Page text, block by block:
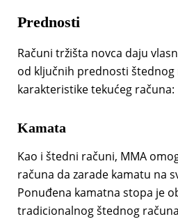
Prednosti
Računi tržišta novca daju
od ključnih prednosti štednog
karakteristike tekućeg računa:
Kamata
Kao i štedni računi, MMA
računa da zarade kamatu na
Ponuđena kamatna stopa je
tradicionalnog štednog